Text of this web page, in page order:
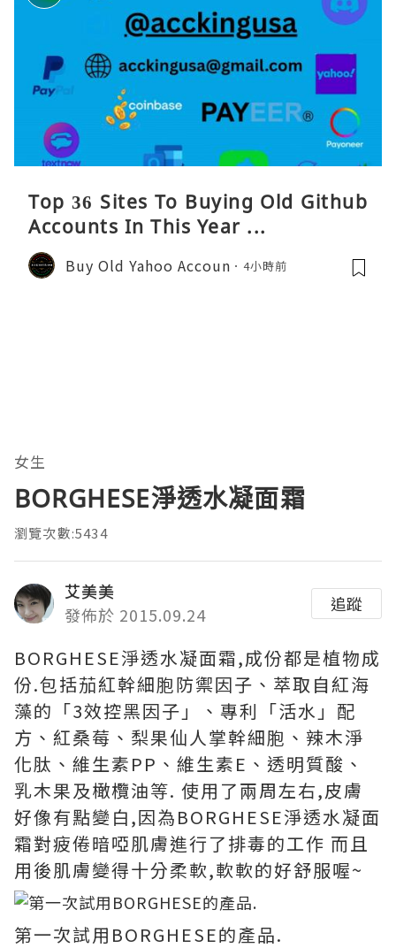
Top 36 Sites To Buying Old Github
Accounts In This Year ...
Buy Old Yahoo Accoun 4小時前
女生
BORGHESE淨透水凝面霜
瀏覽次數:5434
艾美美
發佈於 2015.09.24
追蹤
BORGHESE淨透水凝面霜,成份都是植物成
份.包括茄紅幹細胞防禦因子、萃取自紅海
藻的「3效控黑因子」、專利「活水」配
方、紅桑莓、梨果仙人掌幹細胞、辣木淨
化肽、維生素PP、維生素E、透明質酸、
乳木果及橄欖油等. 使用了兩周左右,皮膚
好像有點變白,因為BORGHESE淨透水凝面
霜對疲倦暗啞肌膚進行了排毒的工作 而且
用後肌膚變得十分柔軟,軟軟的好舒服喔~
第一次試用BORGHESE的產品.